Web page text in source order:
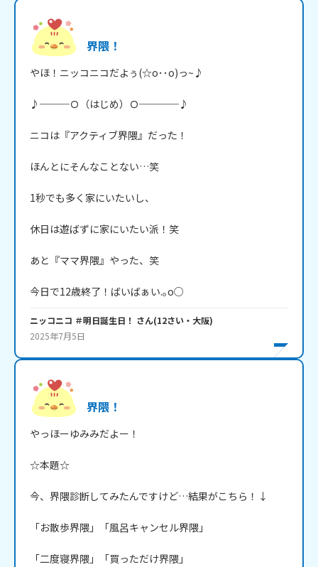
界隈！
やほ！ニッコニコだよぅ(☆o･･o)っ~♪
♪───Ｏ（はじめ）Ｏ────♪
ニコは『アクティブ界隈』だった！
ほんとにそんなことない…笑
1秒でも多く家にいたいし、
休日は遊ばずに家にいたい派！笑
あと『ママ界隈』やった、笑
今日で12歳終了！ばいばぁい.｡o○
ニッコニコ ＃明日誕生日！ さん(12さい・ 大阪)
2025年7月5日
界隈！
やっほーゆみみだよー！
☆本題☆
今、界隈診断してみたんですけど…結果がこちら！↓
「お散歩界隈」「風呂キャンセル界隈」
「二度寝界隈」「買っただけ界隈」